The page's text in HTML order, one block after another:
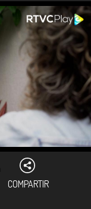
COMPARTIR